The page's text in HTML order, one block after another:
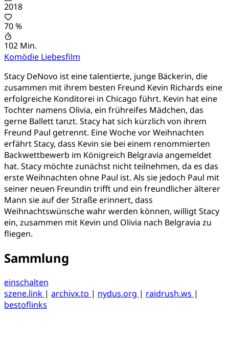
2018
70 %
102 Min.
Komödie Liebesfilm
Stacy DeNovo ist eine talentierte, junge Bäckerin, die
zusammen mit ihrem besten Freund Kevin Richards eine
erfolgreiche Konditorei in Chicago führt. Kevin hat eine
Tochter namens Olivia, ein frühreifes Mädchen, das
gerne Ballett tanzt. Stacy hat sich kürzlich von ihrem
Freund Paul getrennt. Eine Woche vor Weihnachten
erfährt Stacy, dass Kevin sie bei einem renommierten
Backwettbewerb im Königreich Belgravia angemeldet
hat. Stacy möchte zunächst nicht teilnehmen, da es das
erste Weihnachten ohne Paul ist. Als sie jedoch Paul mit
seiner neuen Freundin trifft und ein freundlicher älterer
Mann sie auf der Straße erinnert, dass
Weihnachtswünsche wahr werden können, willigt Stacy
ein, zusammen mit Kevin und Olivia nach Belgravia zu
fliegen.
Sammlung
einschalten
szene.link | archivx.to | nydus.org | raidrush.ws |
bestoflinks